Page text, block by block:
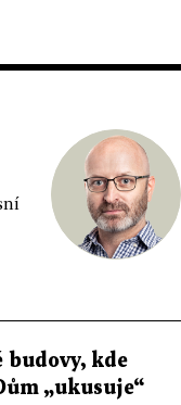
budovy, kde
„ukusuje“